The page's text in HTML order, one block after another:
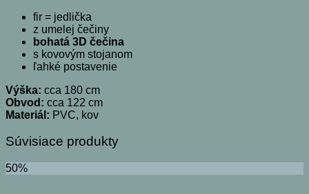
fir = jedlička
z umelej čečiny
bohatá 3D čečina
s kovovým stojanom
ľahké postavenie
Výška: cca 180 cm
Obvod: cca 122 cm
Materiál: PVC, kov
Súvisiace produkty
50%